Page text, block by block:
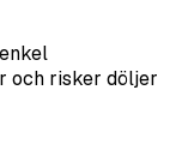
och risker döljer